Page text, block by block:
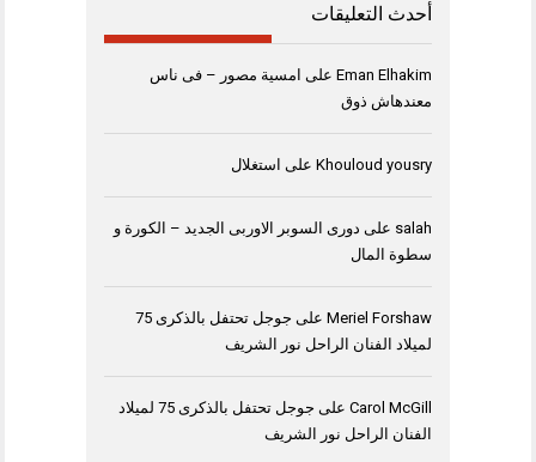
أحدث التعليقات
Eman Elhakim على امسية مصور – فى ناس
معندهاش ذوق
Khouloud yousry على استغلال
salah على دورى السوبر الاوربى الجديد – الكورة و
سطوة المال
Meriel Forshaw على
جوجل تحتفل بالذكرى 75
لميلاد الفنان الراحل نور الشريف
Carol McGill على
جوجل تحتفل بالذكرى 75 لميلاد
الفنان الراحل نور الشريف